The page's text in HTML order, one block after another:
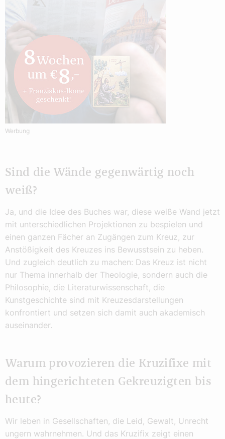
Werbung
Sind die Wände gegenwärtig noch
weiß?
Ja, und die Idee des Buches war, diese weiße Wand jetzt
mit unterschiedlichen Projektionen zu bespielen und
einen ganzen Fächer an Zugängen zum Kreuz, zur
Anstößigkeit des Kreuzes ins Bewusstsein zu heben.
Und zugleich deutlich zu machen: Das Kreuz ist nicht
nur Thema innerhalb der Theologie, sondern auch die
Philosophie, die Literaturwissenschaft, die
Kunstgeschichte sind mit Kreuzesdarstellungen
konfrontiert und setzen sich damit auch akademisch
auseinander.
Warum provozieren die Kruzifixe mit
dem hingerichteten Gekreuzigten bis
heute?
Wir leben in Gesellschaften, die Leid, Gewalt, Unrecht
ungern wahrnehmen. Und das Kruzifix zeigt einen